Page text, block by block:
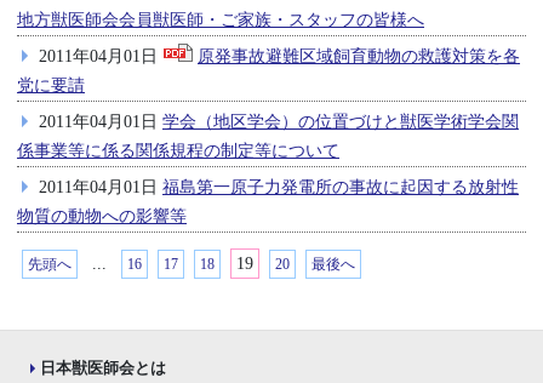
地方獣医師会会員獣医師・ご家族・スタッフの皆様へ
2011年04月01日
原発事故避難区域飼育動物の救護対策を各
党に要請
2011年04月01日 学会（地区学会）の位置づけと獣医学術学会関
係事業等に係る関係規程の制定等について
2011年04月01日 福島第一原子力発電所の事故に起因する放射性
物質の動物への影響等
先頭へ ... 16 17 18 19 20 最後へ
日本獣医師会とは